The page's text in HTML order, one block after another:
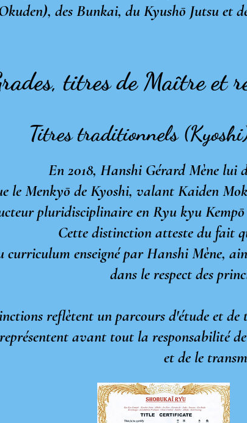
des Bunkai, du Kyushō Jutsu et
titres de Maître et
Titres traditionnels
En 2018, Hanshi Gérard Mène lui
le Menkyō de Kyoshi, valant Kaiden
pluridisciplinaire en Ryu kyu Kempō
Cette distinction atteste du fait
curriculum enseigné par Hanshi Mène,
dans le respect des
reflètent un parcours d'étude et
avant tout la responsabilité de
le transmettre avec